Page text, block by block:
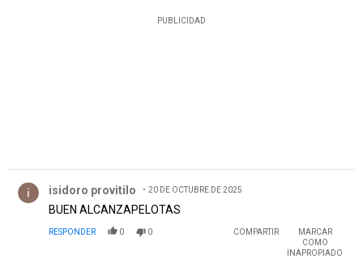
PUBLICIDAD
isidoro provitilo 20 DE OCTUBRE DE 2025
BUEN ALCANZAPELOTAS
RESPONDER 0 0 COMPARTIR
MARCAR
COMO
INAPROPIADO